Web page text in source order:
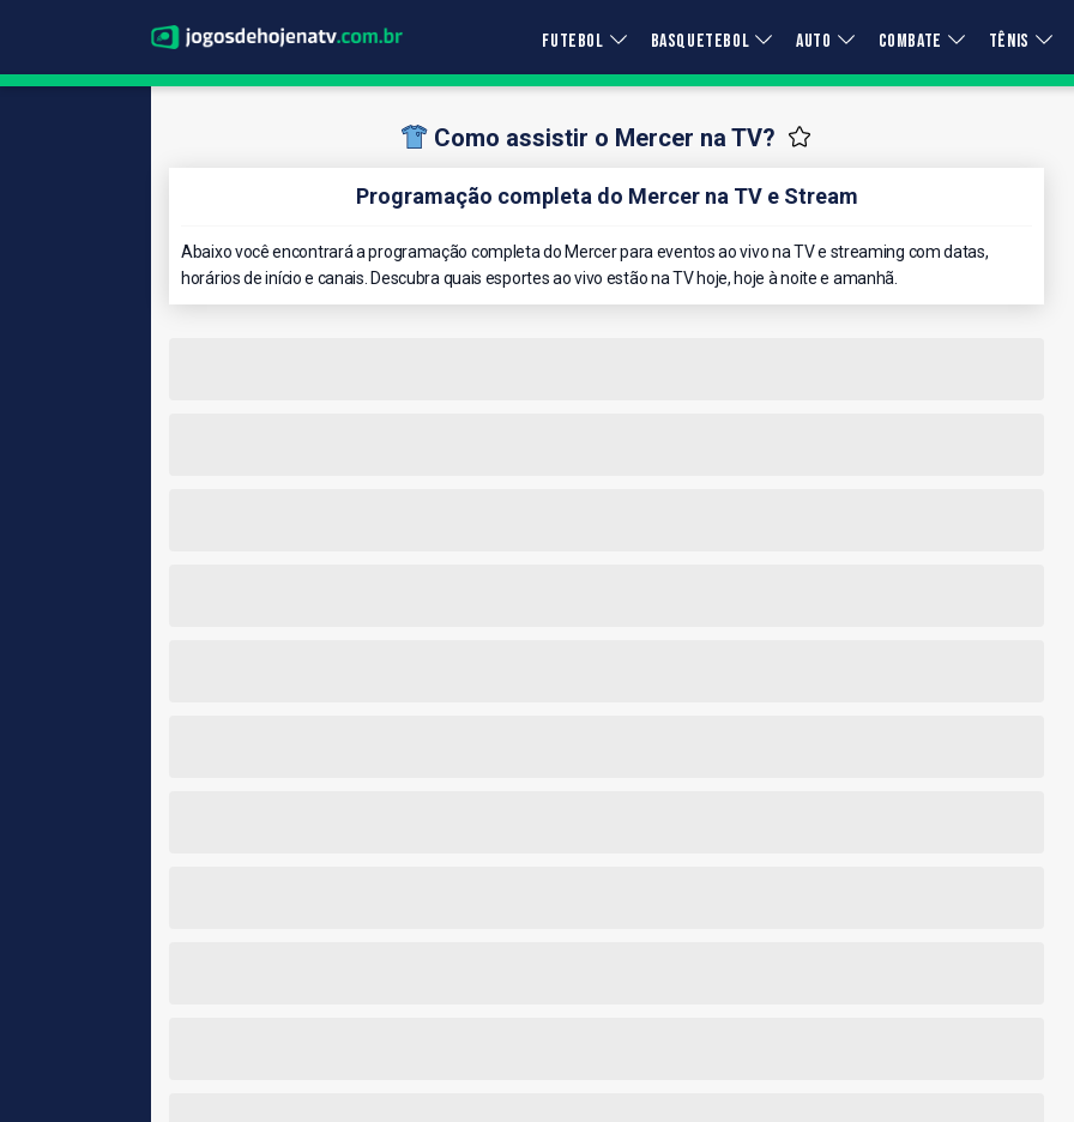
FUTEBOL BASQUETEBOL AUTO COMBATE TÊNIS
Como assistir o Mercer na TV?
Programação completa do Mercer na TV e Stream
Abaixo você encontrará a programação completa do Mercer para eventos ao vivo na TV e streaming com datas,
horários de início e canais. Descubra quais esportes ao vivo estão na TV hoje, hoje à noite e amanhã.